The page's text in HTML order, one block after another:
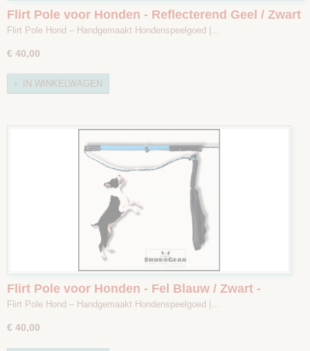
Flirt Pole voor Honden - Reflecterend Geel / Zwart
- Maat 1
Flirt Pole Hond – Handgemaakt Hondenspeelgoed |…
€ 40,00
IN WINKELWAGEN
Flirt Pole voor Honden - Fel Blauw / Zwart -
Maat 2
Flirt Pole Hond – Handgemaakt Hondenspeelgoed |…
€ 40,00